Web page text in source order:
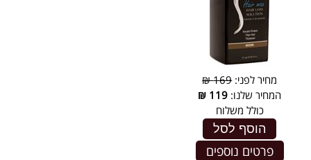
מחיר לפני:169 ₪
המחיר שלנו: 119
₪
כולל משלוח
הוסף לסל
פרטים נוספים